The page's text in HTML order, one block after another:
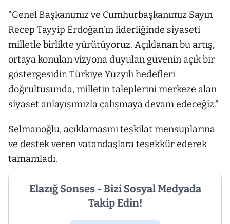
"Genel Başkanımız ve Cumhurbaşkanımız Sayın
Recep Tayyip Erdoğan’ın liderliğinde siyaseti
milletle birlikte yürütüyoruz. Açıklanan bu artış,
ortaya konulan vizyona duyulan güvenin açık bir
göstergesidir. Türkiye Yüzyılı hedefleri
doğrultusunda, milletin taleplerini merkeze alan
siyaset anlayışımızla çalışmaya devam edeceğiz."
Selmanoğlu, açıklamasını teşkilat mensuplarına
ve destek veren vatandaşlara teşekkür ederek
tamamladı.
Elazığ Sonses - Bizi Sosyal Medyada
Takip Edin!